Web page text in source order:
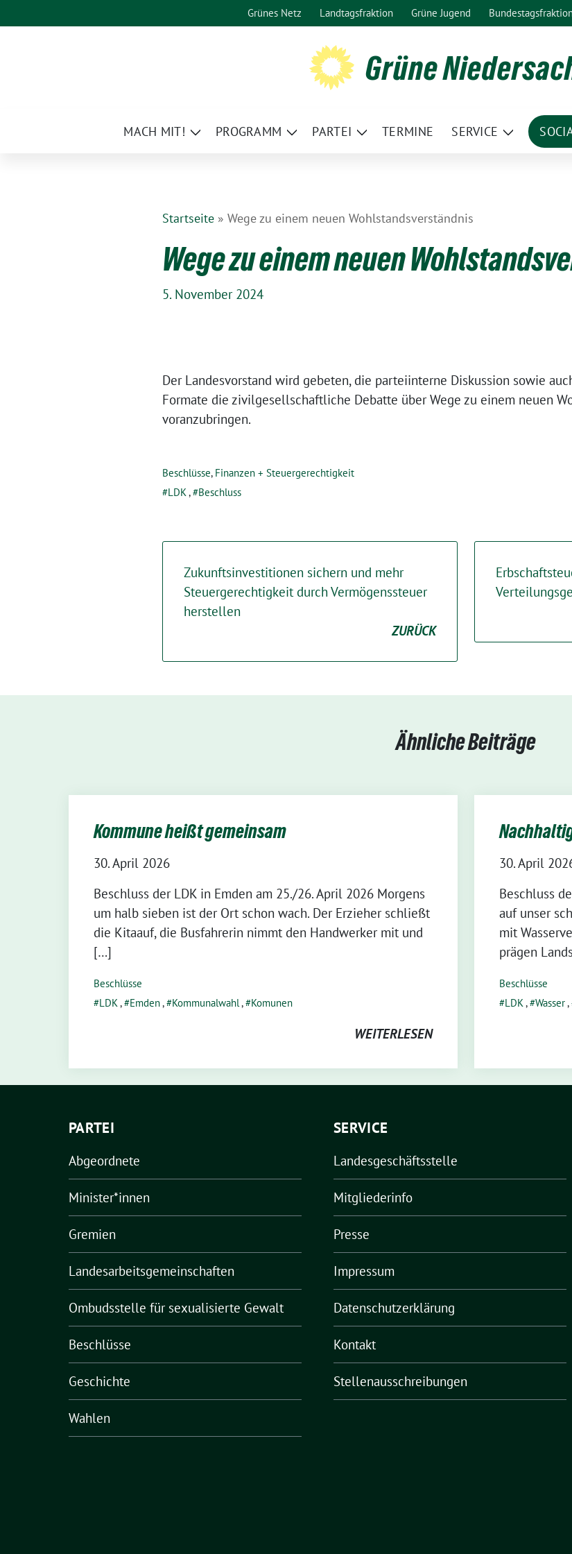
zum
Grünes Netz Landtagsfraktion Grüne Jugend
Grüne
MACH MIT!
Zeige
PROGRAMM
Zeige
PARTEI
Zeige
TERMINE SERVICE
Zeige
Startseite » Wege zu einem neuen Wohlstandsverständnis
Wege zu einem neuen
5. November 2024
Der Landesvorstand wird gebeten, die parteiinterne Diskussion sowie
Formate die zivilgesellschaftliche Debatte über Wege zu einem neuen
voranzubringen.
Beschlüsse, Finanzen + Steuergerechtigkeit
LDK, Beschluss
Zukunftsinvestitionen sichern und mehr
Steuergerechtigkeit durch Vermögenssteuer
herstellen
ZURÜCK
Ähnliche Beiträge
Kommune heißt gemeinsam
30. April 2026
Beschluss der LDK in Emden am 25./26. April 2026 Morgens
um halb sieben ist der Ort schon wach. Der Erzieher schließt
die Kitaauf, die Busfahrerin nimmt den Handwerker mit und
[…]
Beschlüsse
LDK, Emden, Kommunalwahl, Komunen
WEITERLESEN
30. April
Beschluss
auf unser
mit
prägen
Beschlüsse
LDK, Wasser,
PARTEI
Abgeordnete
Minister*innen
Gremien
Landesarbeitsgemeinschaften
Ombudsstelle für sexualisierte Gewalt
Beschlüsse
Geschichte
Wahlen
SERVICE
Landesgeschäftsstelle
Mitgliederinfo
Presse
Impressum
Datenschutzerklärung
Kontakt
Stellenausschreibungen